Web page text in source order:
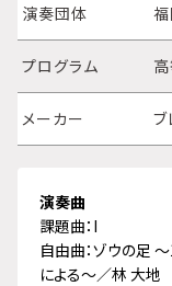
演奏団体
プログラム
メーカー
演奏曲
課題曲：I
自由曲：ゾウの足
による～／林 大地